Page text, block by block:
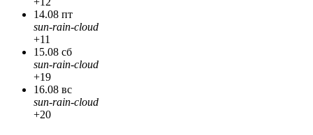
14.08 пт
sun-rain-cloud
+11
15.08 сб
sun-rain-cloud
+19
16.08 вс
sun-rain-cloud
+20